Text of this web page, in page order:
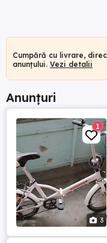
Cumpără cu livrare,
anunțului. Vezi detalii
Anunțuri
3
1